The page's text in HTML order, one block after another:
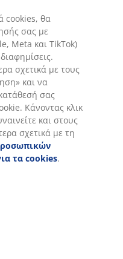
cookies, θα
σας με
Meta και TikTok)
σχετικά με τους
και να
σας
Κάνοντας κλικ
και στους
σχετικά με τη
τα cookies.